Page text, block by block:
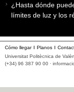
¿Hasta dónde
límites de luz y los
Cómo llegar Planos
Universitat Politècnica de
(+34) 96 387 90 00 ·